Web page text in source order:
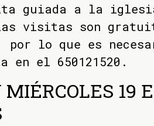
guiada a la
visitas son
lo que es
en el 650121520.
19